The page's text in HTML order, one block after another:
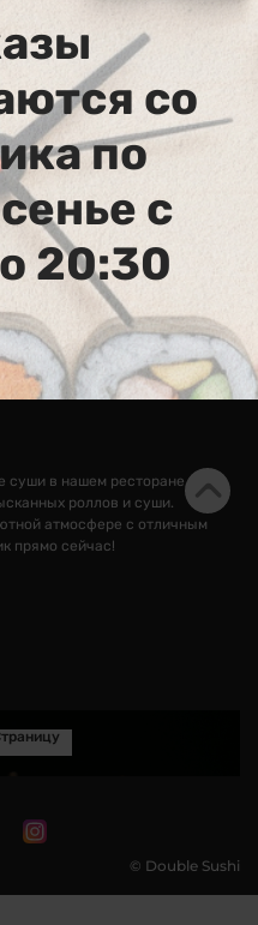
Nigiri
В корзину
суши в нашем ресторане. Мы
роллов и суши.
атмосфере с отличным
прямо сейчас!
© Double Sushi
со
по
с
20:30